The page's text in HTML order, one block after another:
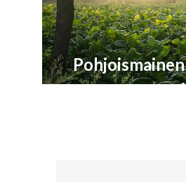
Pohjoismainen
vastuuraportti